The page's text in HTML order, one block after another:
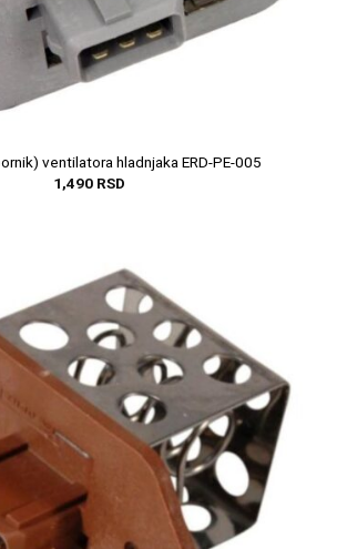
ventilatora hladnjaka ERD-PE-005
1,490 RSD